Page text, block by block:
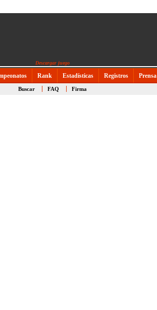
Descargar juego
Rank Estadísticas Registros Prensa
Buscar FAQ Firma